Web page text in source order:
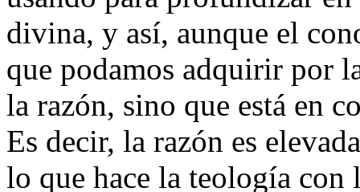
divina, y así, aunque el
que podamos adquirir por
la razón, sino que está en
Es decir, la razón es
lo que hace la teología